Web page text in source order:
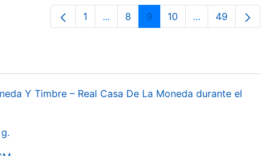
Orrialdea
1 ...Intermediate Pages Use TAB to
Orrialdea
8 Orrialdea
9 Orrialdea
10 ...Intermediate
Orrialdea
49
Y Timbre – Real Casa De La Moneda durante el